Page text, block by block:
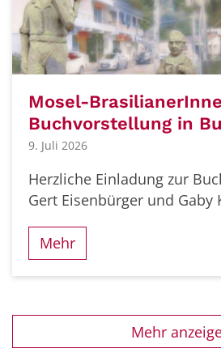
Mosel-
Buchvorstellung in
9. Juli 2026
Herzliche Einladung zur
Gert Eisenbürger und Gaby
Mehr
Mehr